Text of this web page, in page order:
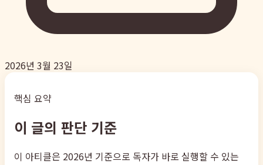
2026년 3월 23일
핵심 요약
이 글의 판단 기준
이 아티클은 2026년 기준으로 독자가 바로 실행할 수 있는